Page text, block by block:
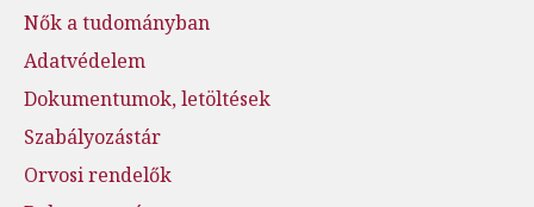
Nők a tudományban
Adatvédelem
Dokumentumok, letöltések
Szabályozástár
Orvosi rendelők